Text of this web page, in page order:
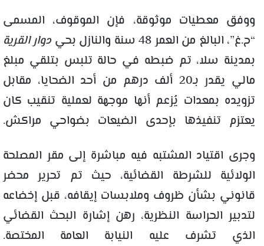
ووفق معطيات موثوقة، فإن الموقوف، المسمى
“ح.غ”، البالغ من العمر 48 سنة والنازل بحي
دوار القرية
بمدينة سلا، تم ضبطه في حالة تلبس بتلقي مبلغ
مالي يقدر بـ20 ألف درهم من أحد الضحايا، مقابل
تزويده بمعدات يُزعم أنها موجهة لعملية تنقيب كان
يعتزم تنفيذها بإحدى الضيعات بضواحي مراكش.
وجرى اقتياد المشتبه فيه مباشرة إلى مقر المصلحة
الولائية للشرطة القضائية، حيث تم تحرير محضر
قانوني بشأن ظروف وملابسات إيقافه، قبل إخضاعه
لتدبير الحراسة النظرية، رهن إشارة البحث القضائي
الذي تشرف عليه النيابة العامة المختصة.